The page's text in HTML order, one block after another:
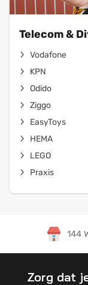
Telecom &
Vodafone
KPN
Odido
Ziggo
EasyToys
HEMA
LEGO
Praxis
144
Zorg dat